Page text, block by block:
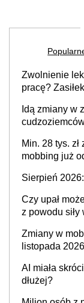
Zwolnienie
pracę?
stosunku
Idą zmiany w
Min. 28 tys.
mobbing już
Sierpień
Czy upał
z powodu
Zmiany w
listopada
AI miała
dłużej?